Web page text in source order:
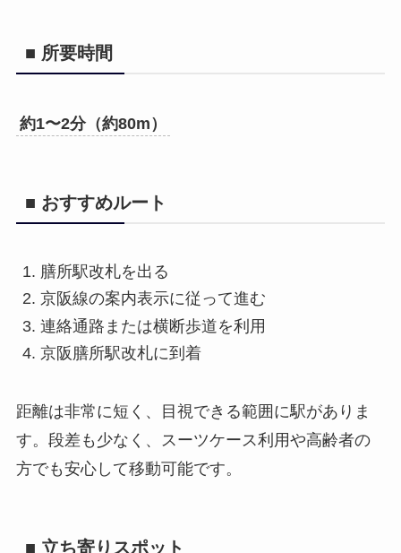
■ 所要時間
約1〜2分（約80m）
■ おすすめルート
膳所駅改札を出る
京阪線の案内表示に従って進む
連絡通路または横断歩道を利用
京阪膳所駅改札に到着
距離は非常に短く、目視できる範囲に駅がありま
す。段差も少なく、スーツケース利用や高齢者の
方でも安心して移動可能です。
■ 立ち寄りスポット